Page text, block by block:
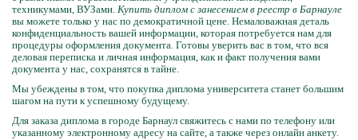
техникумами, ВУЗами. Купить диплом с занесением в реестр в Барнауле
вы можете только у нас по демократичной цене. Немаловажная деталь
конфиденциальность вашей информации, которая потребуется нам для
процедуры оформления документа. Готовы уверить вас в том, что вся
деловая переписка и личная информация, как и факт получения вами
документа у нас, сохранятся в тайне.
Мы убеждены в том, что покупка диплома университета станет большим
шагом на пути к успешному будущему.
Для заказа диплома в городе Барнаул свяжитесь с нами по телефону или
указанному электронному адресу на сайте, а также через онлайн анкету.